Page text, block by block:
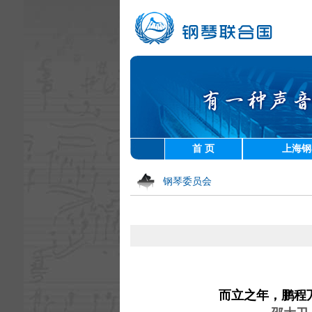
首 页 上海
钢琴委员会
而立之年，鹏程万里：